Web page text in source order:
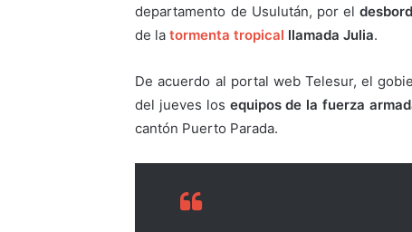
departamento de Usulután, por el
de latormenta tropical llamada Julia.
De acuerdo al portal web Telesur, el
del jueves los equipos de la fuerza
cantón Puerto Parada.